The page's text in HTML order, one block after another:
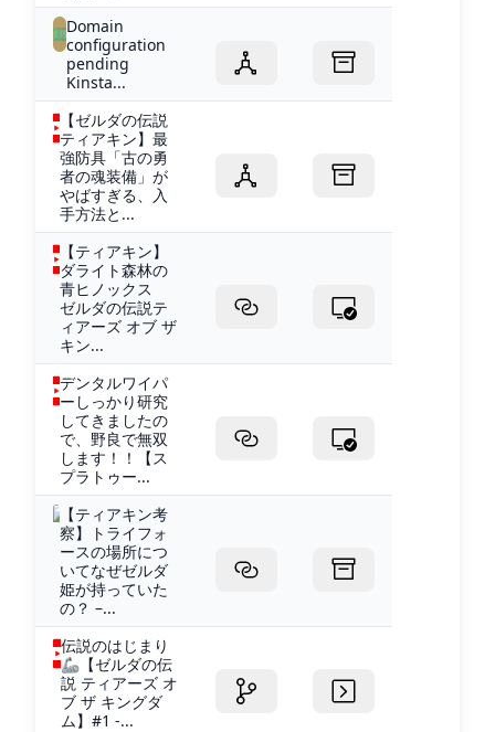
Domain
configuration
pending
Kinsta...
【ゼルダの伝説
ティアキン】最
強防具「古の勇
者の魂装備」が
やばすぎる、入
手方法と...
【ティアキン】
ダライト森林の
青ヒノックス
ゼルダの伝説テ
ィアーズ オブ ザ
キン...
デンタルワイパ
ーしっかり研究
してきましたの
で、野良で無双
します！！【ス
プラトゥー...
【ティアキン考
察】トライフォ
ースの場所につ
いてなぜゼルダ
姫が持っていた
の？ –...
伝説のはじまり
🦾【ゼルダの伝
説 ティアーズ オ
ブ ザ キングダ
ム】#1 -...